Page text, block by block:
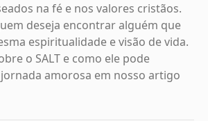
na fé e nos valores cristãos.
deseja encontrar alguém que
espiritualidade e visão de vida.
o SALT e como ele pode
amorosa em nosso artigo